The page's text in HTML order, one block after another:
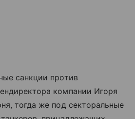
санкции против
компании Игоря
тогда же под секторальные